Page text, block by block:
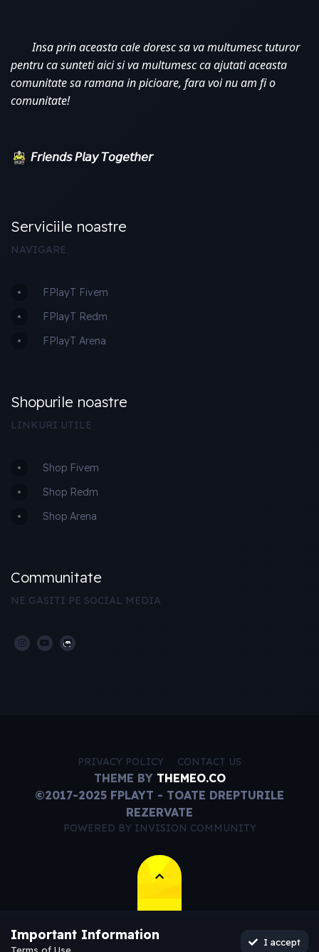
Insa prin aceasta cale doresc sa va multumesc tuturor
pentru ca sunteti aici si va multumesc ca ajutati aceasta
comunitate sa ramana in picioare, fara voi nu am fi o
comunitate!
𝘍𝘳𝘪𝘦𝘯𝘥𝘴 𝘗𝘭𝘢𝘺 𝘛𝘰𝘨𝘦𝘵𝘩𝘦𝘳
Serviciile noastre
NAVIGARE
FPlayT Fivem
FPlayT Redm
FPlayT Arena
Shopurile noastre
LINKURI UTILE
Shop Fivem
Shop Redm
Shop Arena
Communitate
NE GASITI PE SOCIAL MEDIA
PRIVACY POLICY CONTACT US
THEME BY THEMEO.CO
©2017-2025 FPLAYT - TOATE DREPTURILE
REZERVATE
POWERED BY INVISION COMMUNITY
Important Information I accept